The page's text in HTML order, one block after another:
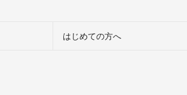
はじめての方へ